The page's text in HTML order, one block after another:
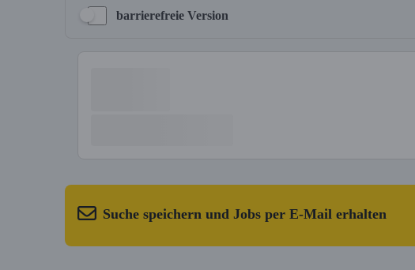
barrierefreie Version
Suche speichern und Jobs per E-Mail erhalten